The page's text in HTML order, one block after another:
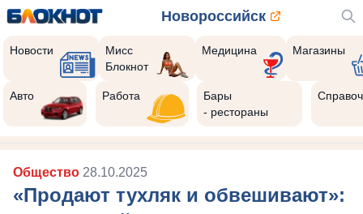
Новороссийск
Новости
Мисс
Блокнот
Медицина Магазины
Авто Работа
Бары
- рестораны
Общество 28.10.2025
«Продают тухляк и обвешивают»: